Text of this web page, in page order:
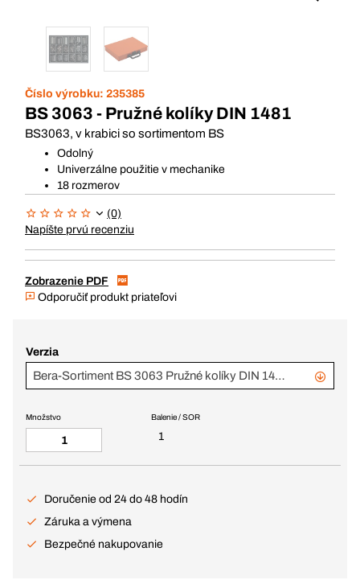
Číslo výrobku: 235385
BS 3063 - Pružné kolíky DIN 1481
BS3063, v krabici so sortimentom BS
Odolný
Univerzálne použitie v mechanike
18 rozmerov
(0)
Napíšte prvú recenziu
Zobrazenie PDF
Odporučiť produkt priateľovi
Verzia
Bera-Sortiment BS 3063 Pružné kolíky DIN 1481
Balenie / SOR
1
Množstvo
Doručenie od 24 do 48 hodín
Záruka a výmena
Bezpečné nakupovanie